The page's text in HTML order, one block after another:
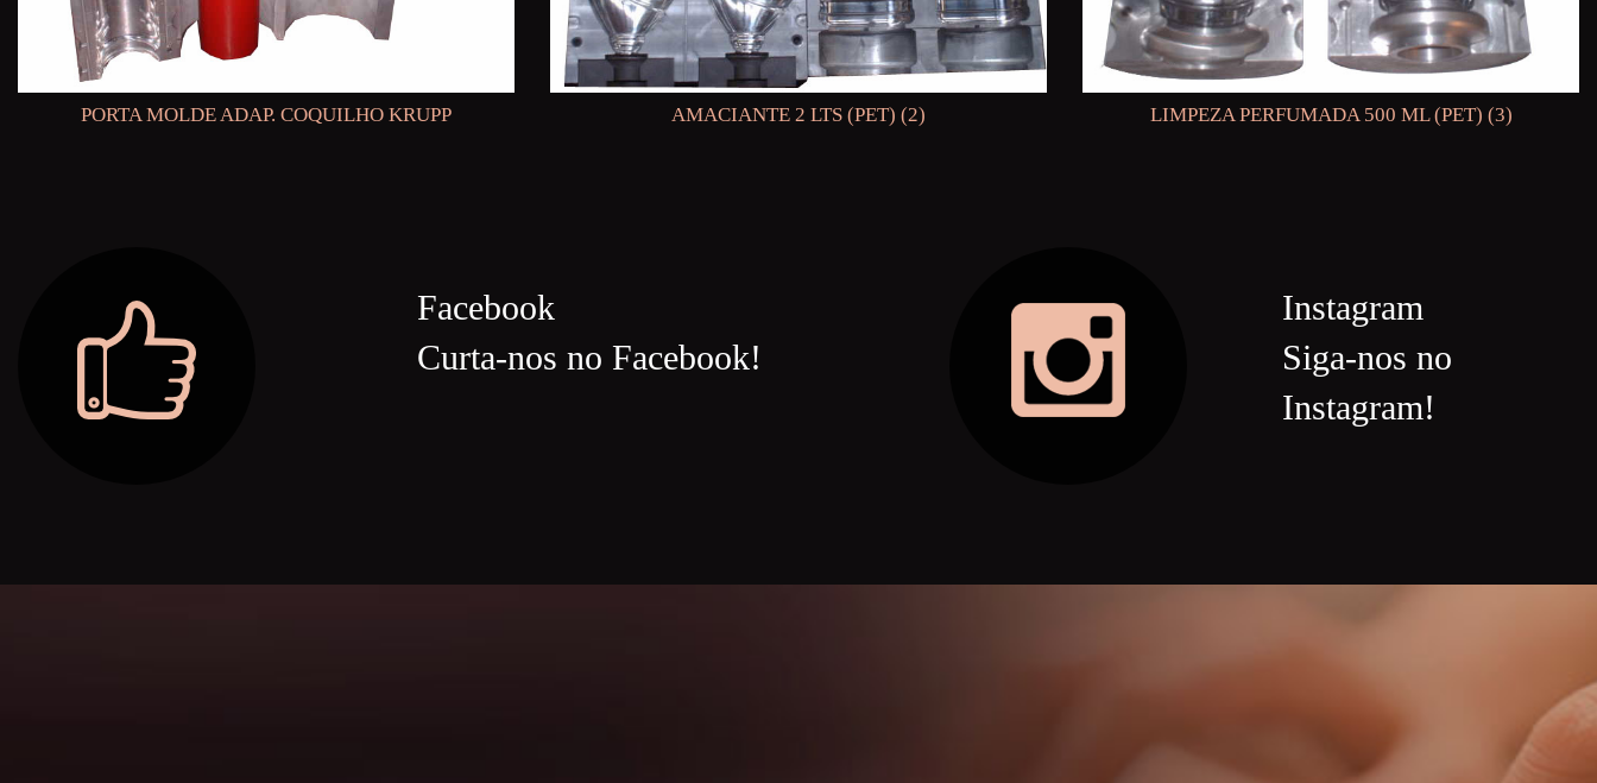
PORTA MOLDE ADAP. COQUILHO KRUPP AMACIANTE 2 LTS (PET) (2) LIMPEZA PERFUMADA 500 ML (PET) (3)
Facebook
Curta-nos no Facebook!
Instagram
Siga-nos no
Instagram!